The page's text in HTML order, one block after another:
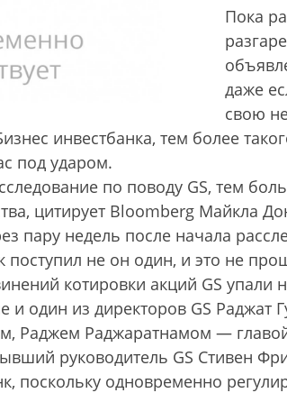
Пока
даже
свою
инвестбанка, тем более
под ударом.
по поводу GS, тем
цитирует Bloomberg Майкла
пару недель после начала
не он один, и это не
котировки акций GS упали
и один из директоров GS Раджат
Раджем Раджаратнамом —
руководитель GS Стивен
поскольку одновременно